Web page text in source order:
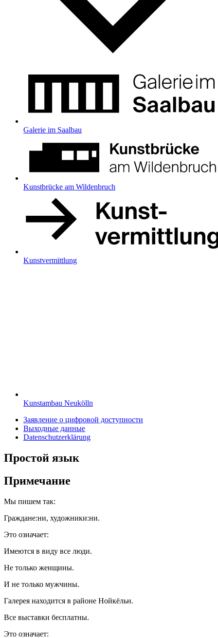
Galerie im Saalbau
Kunstbrücke am Wildenbruch
Kunstvermittlung
Kunstambau Neukölln
Заявление о цифровой доступности
Выходные данные
Datenschutzerklärung
Простой язык
Примечание
Мы пишем так:
Граждане:ни, художники:ни.
Это означает:
Имеются в виду все люди.
Не только женщины.
И не только мужчины.
Галерея находится в районе Нойкёльн.
Все выставки бесплатны.
Это означает: